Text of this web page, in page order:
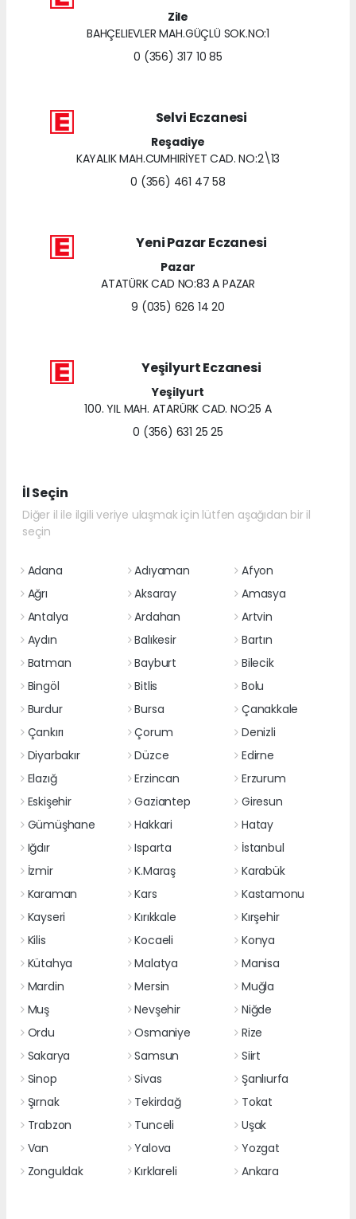
Zile
BAHÇELIEVLER MAH.GÜÇLÜ SOK.NO:1
0 (356) 317 10 85
Selvi Eczanesi
Reşadiye
KAYALIK MAH.CUMHIRİYET CAD. NO:2\13
0 (356) 461 47 58
Yeni Pazar Eczanesi
Pazar
ATATÜRK CAD NO:83 A PAZAR
9 (035) 626 14 20
Yeşilyurt Eczanesi
Yeşilyurt
100. YIL MAH. ATARÜRK CAD. NO:25 A
0 (356) 631 25 25
İl Seçin
Diğer il ile ilgili veriye ulaşmak için lütfen aşağıdan bir il
seçin
Adana Adıyaman
Afyon
Ağrı
Aksaray
Amasya
Antalya
Ardahan
Artvin
Aydın
Balıkesir
Bartın
Batman
Bayburt
Bilecik
Bingöl
Bitlis
Bolu
Burdur
Bursa
Çanakkale
Çankırı
Çorum
Denizli
Diyarbakır
Düzce
Edirne
Elazığ
Erzincan
Erzurum
Eskişehir
Gaziantep
Giresun
Gümüşhane
Hakkari
Hatay
Iğdır
Isparta
İstanbul
İzmir
K.Maraş
Karabük
Karaman
Kars
Kastamonu
Kayseri
Kırıkkale
Kırşehir
Kilis
Kocaeli
Konya
Kütahya
Malatya
Manisa
Mardin
Mersin
Muğla
Muş
Nevşehir
Niğde
Ordu
Osmaniye
Rize
Sakarya
Samsun
Siirt
Sinop
Sivas
Şanlıurfa
Şırnak
Tekirdağ
Tokat
Trabzon
Tunceli
Uşak
Van
Yalova
Yozgat
Zonguldak
Kırklareli Ankara